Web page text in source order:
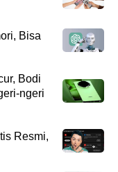
Bisa
Bodi
ngeri
Resmi,